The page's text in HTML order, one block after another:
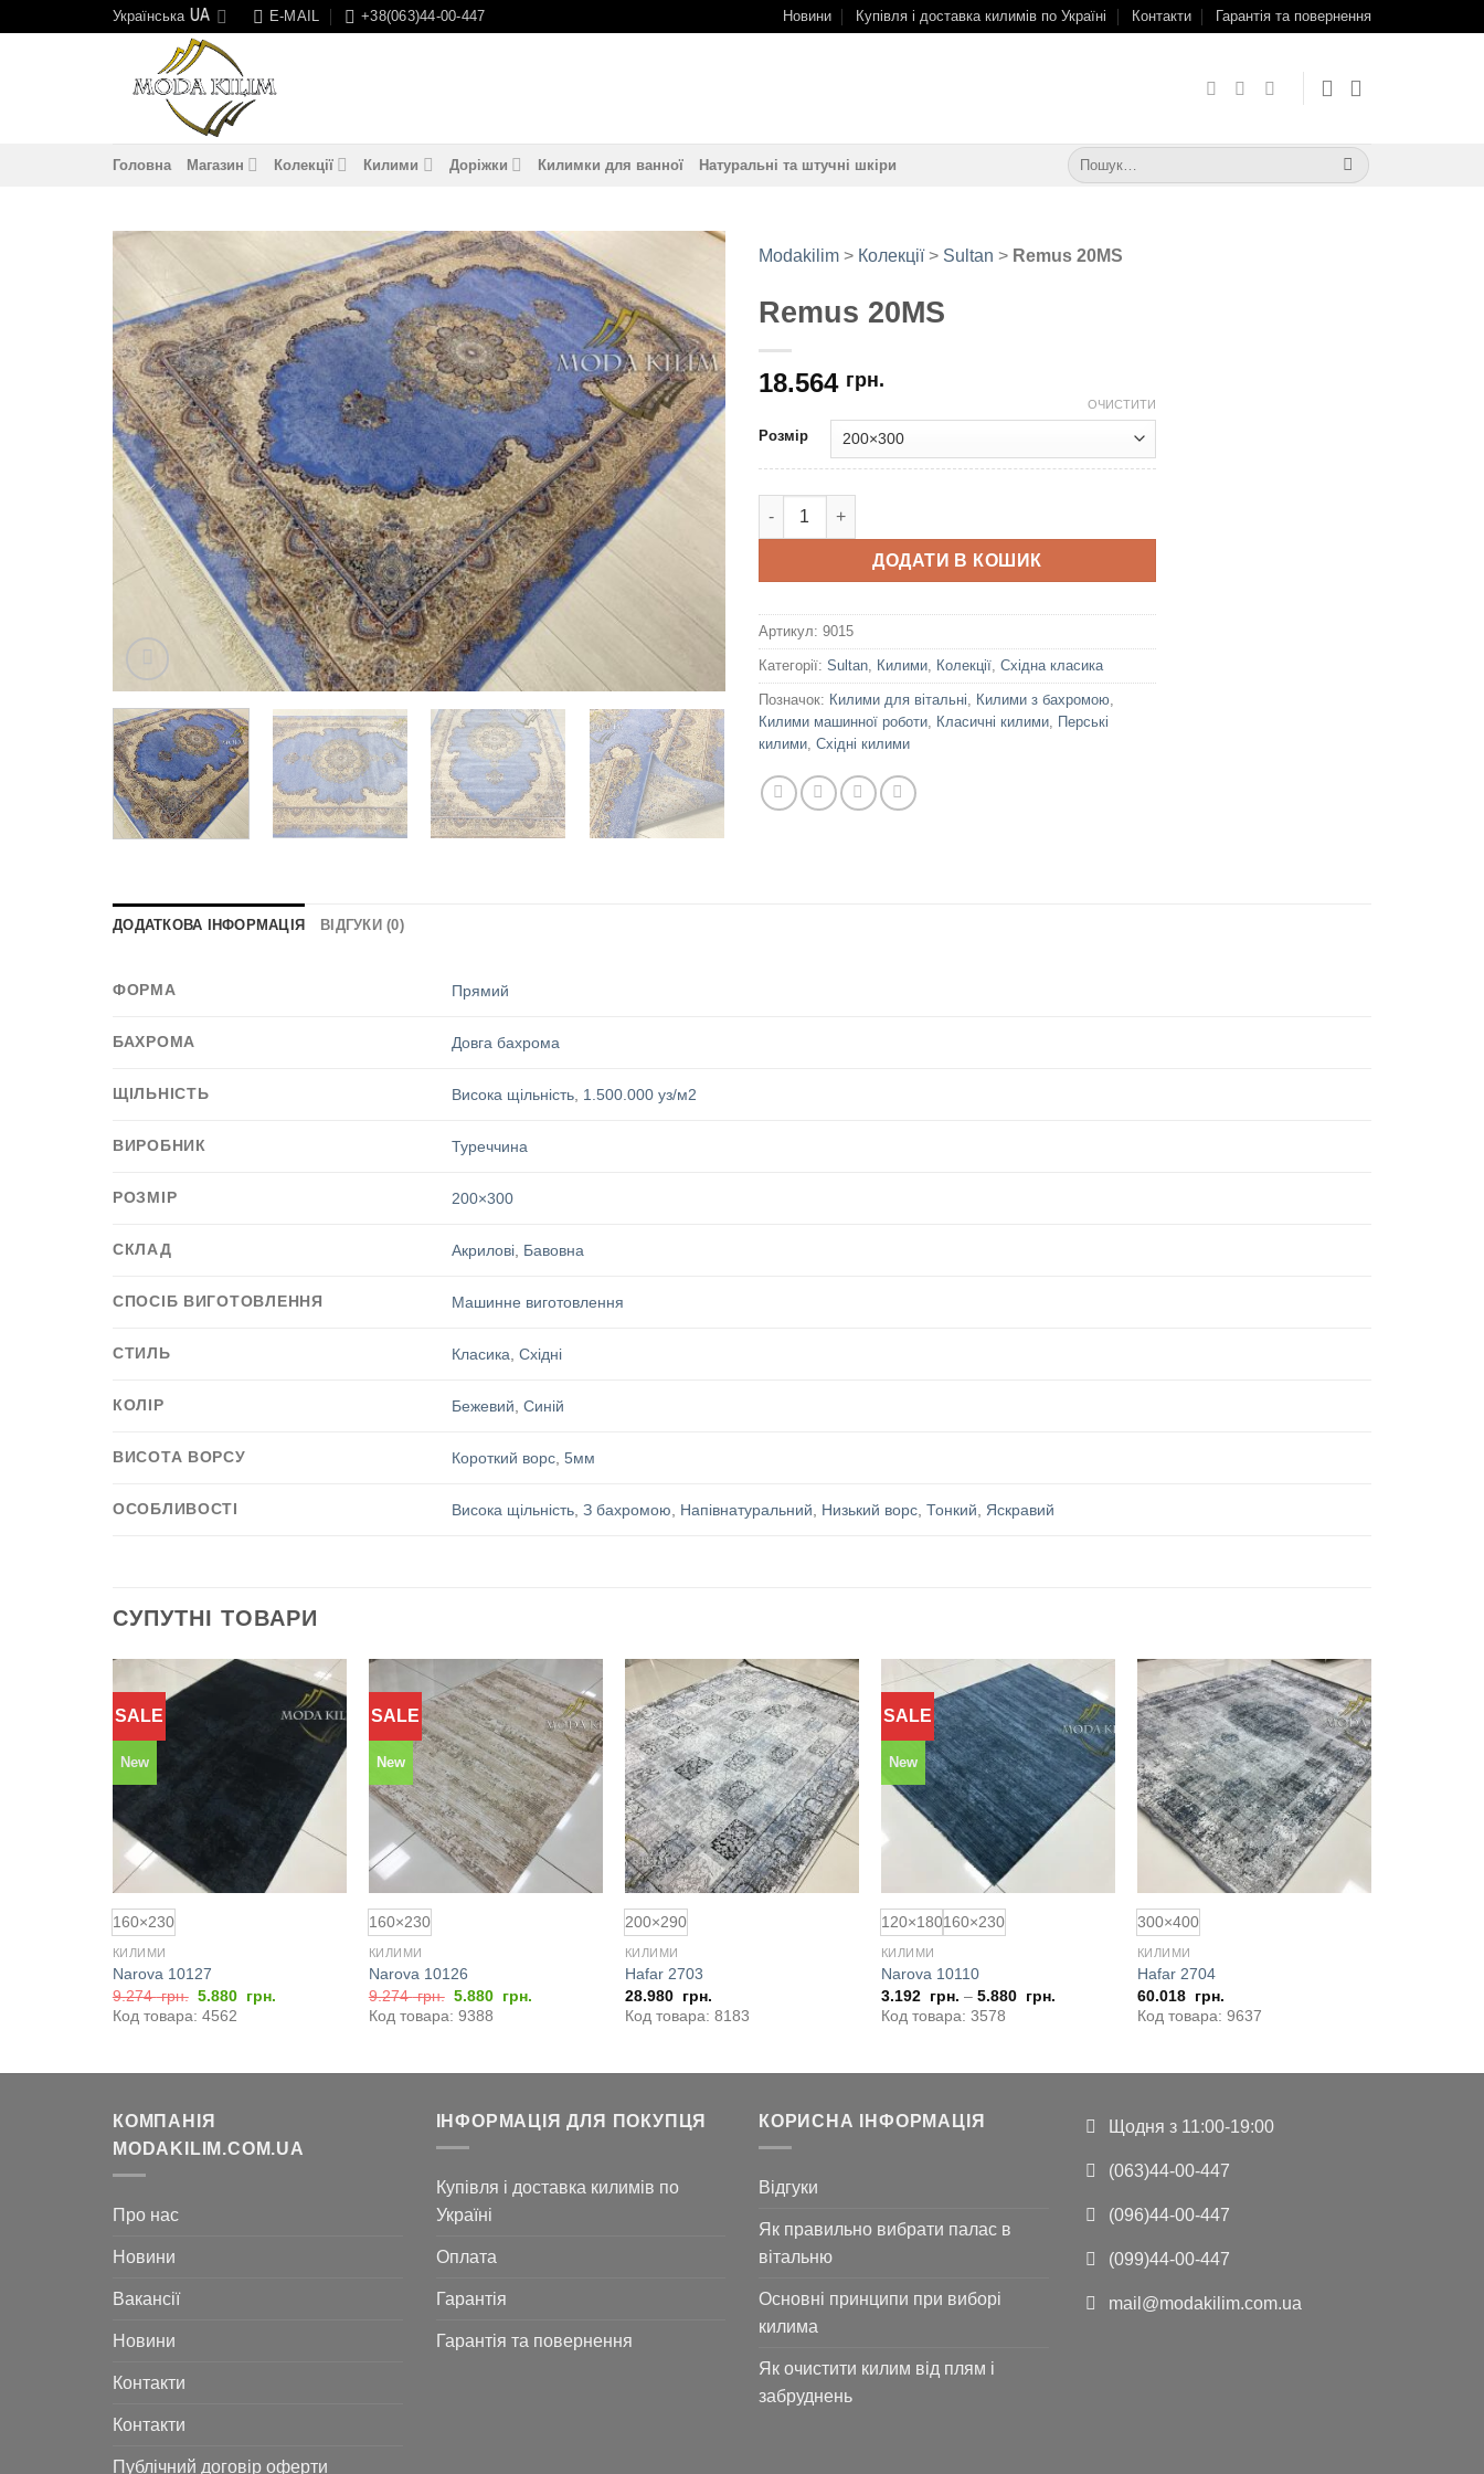
Українська E-MAIL +38(063)44-00-447 Новини Купівля і доставка килимів по Україні Контакти Гарантія та повернення
Головна Магазин Колекції Килими Доріжки Килимки для ванної Натуральні та штучні шкіри
Шукати:
Додати
до
обраного
Modakilim > Колекції> Sultan > Remus 20MS
Remus 20MS
18.564 грн.
Розмір
ОЧИСТИТИ
Remus 20MS кількість
ДОДАТИ В КОШИК
Артикул: 9015
Категорії: Sultan Килими Колекції Східна класика
Позначок: Килими для вітальні Килими з бахромою
Килими машинної роботи Класичні килими Перські
килими Східні килими
ДОДАТКОВА ІНФОРМАЦІЯ ВІДГУКИ (0)
ФОРМА Прямий
БАХРОМА Довга бахрома
ЩІЛЬНІСТЬ Висока щільність 1.500.000 уз/м2
ВИРОБНИК Туреччина
РОЗМІР 200×300
СКЛАД Акрилові Бавовна
СПОСІБ ВИГОТОВЛЕННЯ Машинне виготовлення
СТИЛЬ Класика ,Східні
КОЛІР Бежевий ,Синій
ВИСОТА ВОРСУ Короткий ворс ,5мм
ОСОБЛИВОСТІ Висока щільність ,З бахромою Напівнатуральний Низький ворс ,Тонкий Яскравий
СУПУТНІ ТОВАРИ
SALE
New
Додати
до
160×230
КИЛИМИ
Narova 10127
9.274грн. Оригінальна
ціна:
9.274
5.880 грн.
Код товара: 4562
SALE
New
Додати
до
обраного
160×230
КИЛИМИ
Narova 10126
9.274грн. Оригінальна
ціна:
9.274
5.880 грн.
Код товара: 9388
Додати
до
обраного
200×290
КИЛИМИ
Hafar 2703
28.980 грн.
Код товара: 8183
SALE
New
Додати
до
обраного
120×180160×230
КИЛИМИ
Narova 10110
3.192 грн. – 5.880 грн.
Код товара: 3578
Додати
до
обраного
300×400
КИЛИМИ
Hafar 2704
60.018 грн.
Код товара: 9637
КОМПАНІЯ
MODAKILIM.COM.UA
Про нас
Новини
Вакансії
Новини
Контакти
Контакти
Публічний договір оферти
ІНФОРМАЦІЯ ДЛЯ ПОКУПЦЯ
Купівля і доставка килимів по
Україні
Оплата
Гарантія
Гарантія та повернення
КОРИСНА ІНФОРМАЦІЯ
Відгуки
Як правильно вибрати палас в
вітальню
Основні принципи при виборі
килима
Як очистити килим від плям і
забруднень
Щодня з 11:00-19:00
(063)44-00-447
(096)44-00-447
(099)44-00-447
mail@modakilim.com.ua